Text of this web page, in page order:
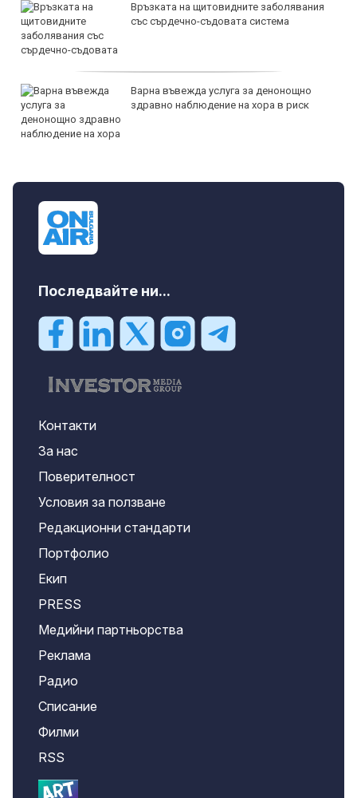
Връзката на щитовидните заболявания
със сърдечно-съдовата система
Варна въвежда услуга за денонощно
здравно наблюдение на хора в риск
Последвайте ни...
Контакти
За нас
Поверителност
Условия за ползване
Редакционни стандарти
Портфолио
Екип
PRESS
Медийни партньорства
Реклама
Радио
Списание
Филми
RSS